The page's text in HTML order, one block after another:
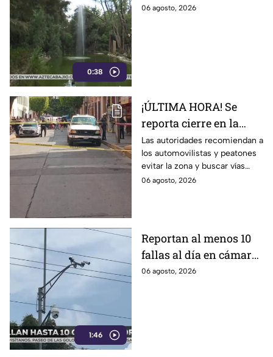
0:38
del Zoológico de León?
06 agosto, 2026
¡ÚLTIMA HORA! Se
reporta cierre en la
calle 5 de Mayo en la
Zona Centro de León;
¿qué sucedió?
Las autoridades recomiendan a
los automovilistas y peatones
evitar la zona y buscar vías
alternas.
06 agosto, 2026
1:46
Reportan al menos 10
fallas al día en cámaras
de videovigilancia en
06 agosto, 2026